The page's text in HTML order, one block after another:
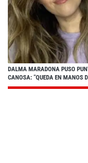
DALMA MARADONA PUSO
CANOSA: "QUEDA EN MANOS